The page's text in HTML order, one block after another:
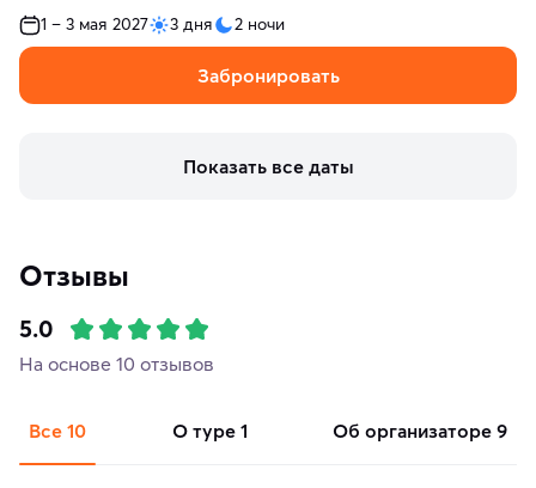
1 – 3 мая 2027 3 дня 2 ночи
Забронировать
Показать все даты
Отзывы
5.0
На основе 10 отзывов
Все 10 о туре 1 об организаторе 9